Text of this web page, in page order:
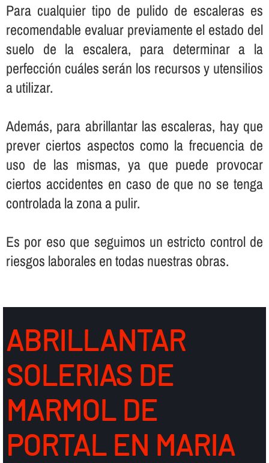
Para cualquier tipo de pulido de escaleras es
recomendable evaluar previamente el estado del
suelo de la escalera, para determinar a la
perfección cuáles serán los recursos y utensilios
a utilizar.
Además, para abrillantar las escaleras, hay que
prever ciertos aspectos como la frecuencia de
uso de las mismas, ya que puede provocar
ciertos accidentes en caso de que no se tenga
controlada la zona a pulir.
Es por eso que seguimos un estricto control de
riesgos laborales en todas nuestras obras.
ABRILLANTAR
SOLERIAS DE
MARMOL DE
PORTAL EN MARIA